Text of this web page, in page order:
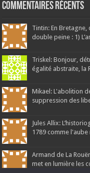
Commentaires récents
Tintin: En Bretagne,
double peine : 1)
Triskel: Bonjour,
égalité abstraite, la
Mikael: L'abolition
suppression des
Jules Allix:
1789 comme l'aube
Armand de La
met en lumière les